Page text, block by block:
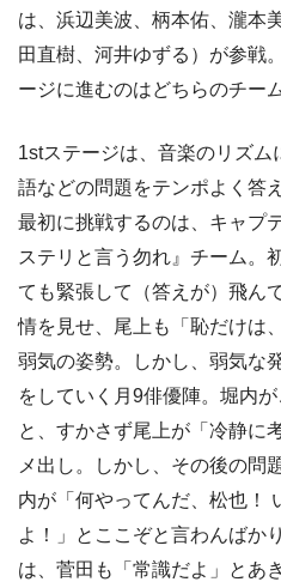
は、浜辺美波、柄本佑、瀧本
田直樹、河井ゆずる）が参戦
ージに進むのはどちらのチーム
1stステージは、音楽のリズ
語などの問題をテンポよく答
最初に挑戦するのは、キャプ
ステリと言う勿れ』チーム。
ても緊張して（答えが）飛ん
情を見せ、尾上も「恥だけは
弱気の姿勢。しかし、弱気な
をしていく月9俳優陣。堀内
と、すかさず尾上が「冷静に
メ出し。しかし、その後の問
内が「何やってんだ、松也！
よ！」とここぞと言わんばか
は、菅田も「常識だよ」とあ